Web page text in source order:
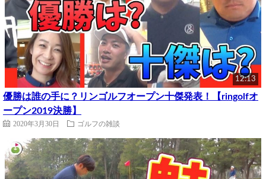
12:13
優勝は誰の手に？リンゴルフオープン十傑発表！【ringolfオ
ープン2019決勝】
2020年3月30日 ゴルフの雑談